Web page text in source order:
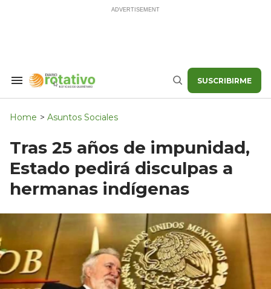
Search
Navigation
Buscar SUSCRIBIRME
Home > Asuntos Sociales
Tras 25 años de impunidad,
Estado pedirá disculpas a
hermanas indígenas